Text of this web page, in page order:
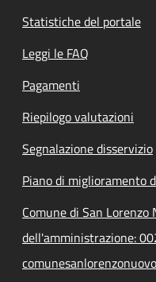
Statistiche del portale
Leggi le FAQ
Pagamenti
Riepilogo valutazioni
Segnalazione disservizio
Piano di miglioramento
Comune di San
dell'amministrazione: